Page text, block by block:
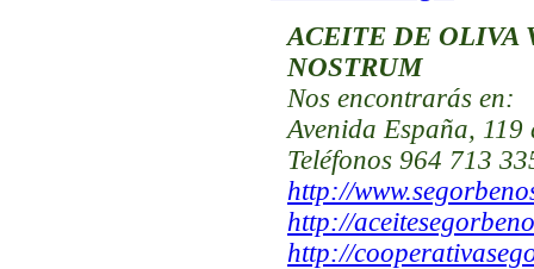
ACEITE DE OLIVA
NOSTRUM
Nos encontrarás en:
Avenida España,
Teléfonos 964 713
http://
http://
http://